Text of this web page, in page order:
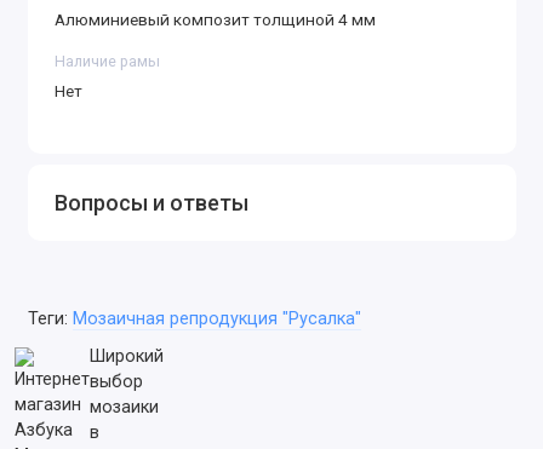
Алюминиевый композит толщиной 4 мм
Наличие рамы
Нет
Вопросы и ответы
Теги: Мозаичная репродукция "Русалка"
Широкий
выбор
мозаики
в